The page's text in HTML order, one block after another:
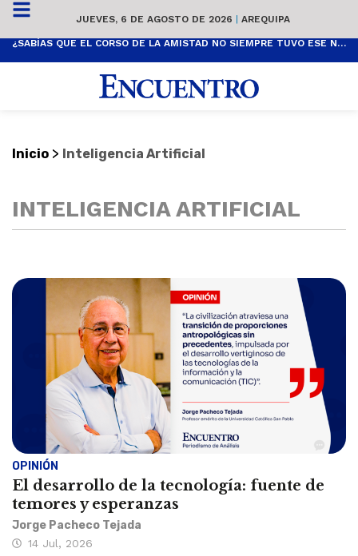
JUEVES, 6 DE AGOSTO DE 2026 | AREQUIPA
¿SABÍAS QUE EL CORSO DE LA AMISTAD NO SIEMPRE TUVO ESE NOMBRE? ESTA ES SU HISTORIA
Inicio > Inteligencia Artificial
INTELIGENCIA ARTIFICIAL
OPINIÓN
El desarrollo de la tecnología: fuente de
temores y esperanzas
Jorge Pacheco Tejada
14 Jul, 2026